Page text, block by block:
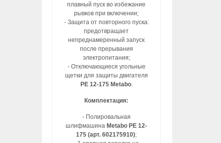
плавный пуск во избежание
рывков при включении;
- Защита от повторного пуска:
предотвращает
непреднамеренный запуск
после прерывания
электропитания;
- Отключающиеся угольные
щетки для защиты двигателя
PE 12-175 Metabo.
Комплектация:
- Полировальная
шлифмашина Metabo PE 12-
175 (арт. 602175910);